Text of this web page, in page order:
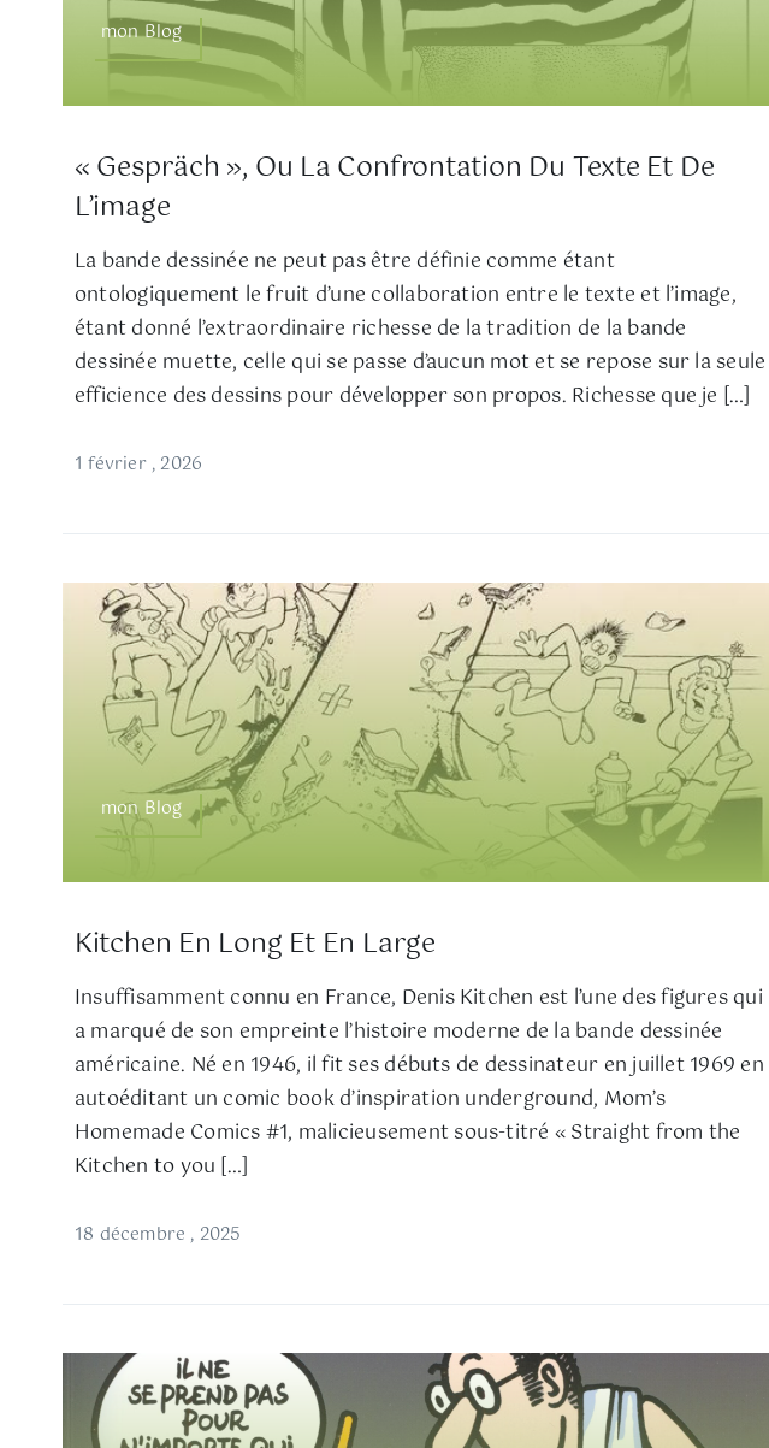
mon Blog
« Gespräch », Ou La Confrontation Du Texte Et De
L’image
La bande dessinée ne peut pas être définie comme étant
ontologiquement le fruit d’une collaboration entre le texte et l’image,
étant donné l’extraordinaire richesse de la tradition de la bande
dessinée muette, celle qui se passe d’aucun mot et se repose sur la seule
efficience des dessins pour développer son propos. Richesse que je […]
1 février , 2026
mon Blog
Kitchen En Long Et En Large
Insuffisamment connu en France, Denis Kitchen est l’une des figures qui
a marqué de son empreinte l’histoire moderne de la bande dessinée
américaine. Né en 1946, il fit ses débuts de dessinateur en juillet 1969 en
autoéditant un comic book d’inspiration underground, Mom’s
Homemade Comics #1, malicieusement sous-titré « Straight from the
Kitchen to you […]
18 décembre , 2025